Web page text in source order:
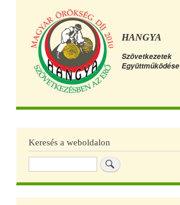
HANGYA
Szövetkezetek
Együttműködése
Főmenü
Keresés a weboldalon